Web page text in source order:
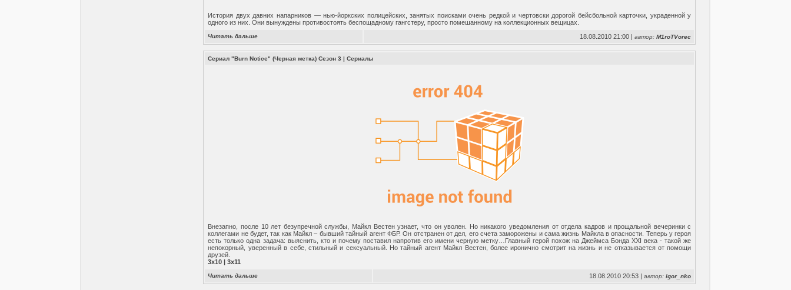
История двух давних напарников — нью-йоркских полицейских, занятых поисками очень редкой и чертовски дорогой бейсбольной карточки, украденной у
одного из них. Они вынуждены противостоять беспощадному гангстеру, просто помешанному на коллекционных вещицах.
Читать дальше 18.08.2010 21:00 |автор:M1roTVorec
Сериал "Burn Notice" (Черная метка) Сезон 3 |Сериалы
Внезапно, после 10 лет безупречной службы, Майкл Вестен узнает, что он уволен. Но никакого уведомления от отдела кадров и прощальной вечеринки с
коллегами не будет, так как Майкл – бывший тайный агент ФБР. Он отстранен от дел, его счета заморожены и сама жизнь Майкла в опасности. Теперь у героя
есть только одна задача: выяснить, кто и почему поставил напротив его имени черную метку…Главный герой похож на Джеймса Бонда XXI века - такой же
непокорный, уверенный в себе, стильный и сексуальный. Но тайный агент Майкл Вестен, более иронично смотрит на жизнь и не отказывается от помощи
друзей.
3x10 | 3x11
Читать дальше 18.08.2010 20:53 |автор:igor_nko